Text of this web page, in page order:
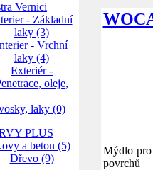
Vernici
- Základní
laky (3)
- Vrchní
laky (4)
Exteriér -
oleje,
laky (0)
PLUS
a beton (5)
Dřevo (9)
Mýdlo pro
povrchů